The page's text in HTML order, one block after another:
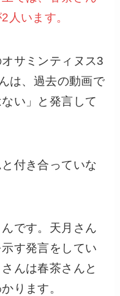
人います。
サミンティヌス3
は、過去の動画で
い」と発言して
付き合っていな
です。天月さん
す発言をしてい
んは春茶さんと
ります。